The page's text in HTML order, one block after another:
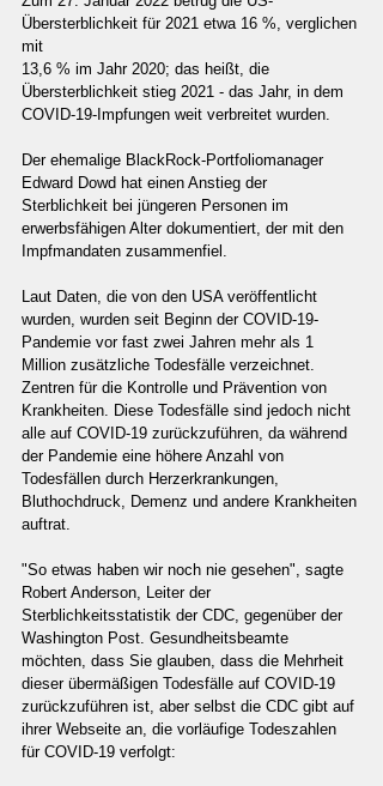
Übersterblichkeit für 2021 etwa 16 %, verglichen
mit
13,6 % im Jahr 2020; das heißt, die
Übersterblichkeit stieg 2021 - das Jahr, in dem
COVID-19-Impfungen weit verbreitet wurden.
Der ehemalige BlackRock-Portfoliomanager
Edward Dowd hat einen Anstieg der
Sterblichkeit bei jüngeren Personen im
erwerbsfähigen Alter dokumentiert, der mit den
Impfmandaten zusammenfiel.
Laut Daten, die von den USA veröffentlicht
wurden, wurden seit Beginn der COVID-19-
Pandemie vor fast zwei Jahren mehr als 1
Million zusätzliche Todesfälle verzeichnet.
Zentren für die Kontrolle und Prävention von
Krankheiten. Diese Todesfälle sind jedoch nicht
alle auf COVID-19 zurückzuführen, da während
der Pandemie eine höhere Anzahl von
Todesfällen durch Herzerkrankungen,
Bluthochdruck, Demenz und andere Krankheiten
auftrat.
"So etwas haben wir noch nie gesehen", sagte
Robert Anderson, Leiter der
Sterblichkeitsstatistik der CDC, gegenüber der
Washington Post. Gesundheitsbeamte
möchten, dass Sie glauben, dass die Mehrheit
dieser übermäßigen Todesfälle auf COVID-19
zurückzuführen ist, aber selbst die CDC gibt auf
ihrer Webseite an, die vorläufige Todeszahlen
für COVID-19 verfolgt: